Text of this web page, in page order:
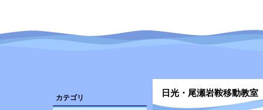
カテゴリ 日光・尾瀬岩鞍移動教